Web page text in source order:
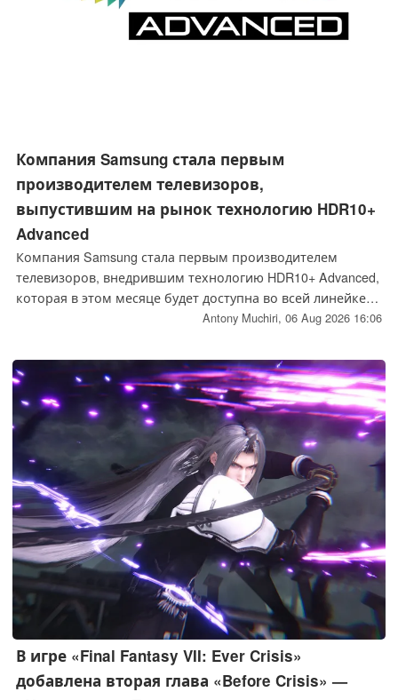
Компания Samsung стала первым
производителем телевизоров,
выпустившим на рынок технологию HDR10+
Advanced
Компания Samsung стала первым производителем
телевизоров, внедрившим технологию HDR10+ Advanced,
которая в этом месяце будет доступна во всей линейке
телевизоров 2026 года выпуска. Prime Video — первый
формат; с августа 2026 года он начнет предоставлять
совместимые с ним контент по всему миру.
Antony Muchiri, 06 Aug 2026 16:06
В игре «Final Fantasy VII: Ever Crisis»
добавлена вторая глава «Before Crisis» —